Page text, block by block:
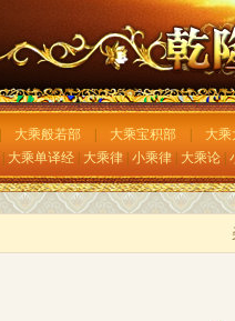
大乘般若部 大乘宝积部
大乘
大乘单译经 大乘律 小乘律 大乘论